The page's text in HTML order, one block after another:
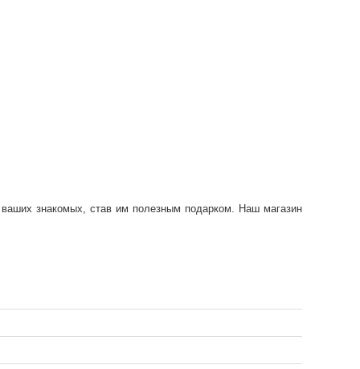
знакомых, став им полезным подарком. Наш магазин